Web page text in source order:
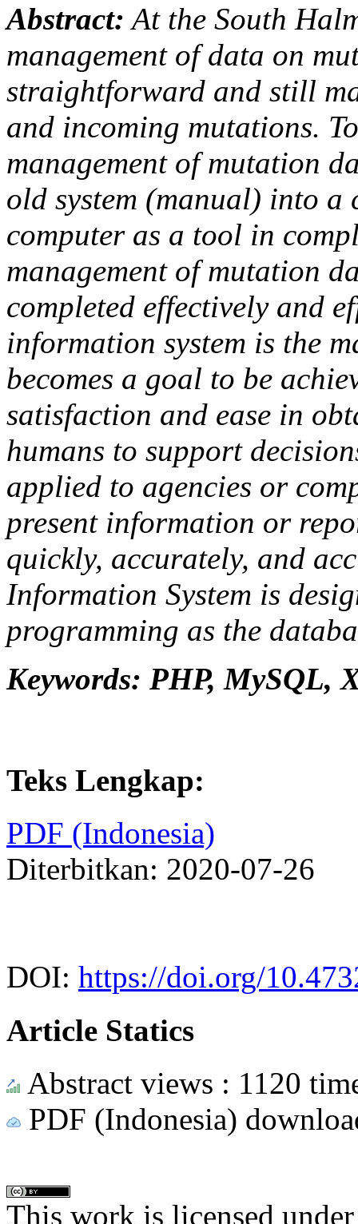
Abstract: At the South
management of data on
straightforward and still
and incoming mutations.
management of mutation
old system (manual) into a
computer as a tool in
management of mutation
completed effectively and
information system is the
becomes a goal to be
satisfaction and ease in
humans to support
applied to agencies or
present information or
quickly, accurately, and
Information System is
programming as the
Keywords: PHP, MySQL,
Teks Lengkap:
PDF (Indonesia)
Diterbitkan: 2020-07-26
DOI: https://doi.org/
Article Statics
Abstract views : 1120
PDF (Indonesia)
This work is licensed